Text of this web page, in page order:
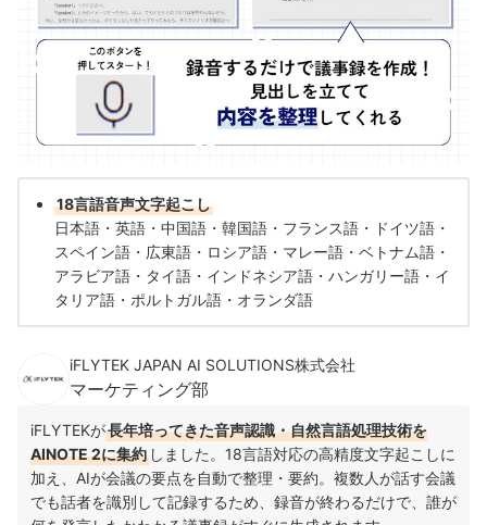
18言語音声文字起こし
日本語・英語・中国語・韓国語・フランス語・ドイツ語・
スペイン語・広東語・ロシア語・マレー語・ベトナム語・
アラビア語・タイ語・インドネシア語・ハンガリー語・イ
タリア語・ポルトガル語・オランダ語
iFLYTEK JAPAN AI SOLUTIONS株式会社
マーケティング部
iFLYTEKが長年培ってきた音声認識・自然言語処理技術を
AINOTE 2に集約 しました。18言語対応の高精度文字起こしに
加え、AIが会議の要点を自動で整理・要約。複数人が話す会議
でも話者を識別して記録するため、録音が終わるだけで、誰が